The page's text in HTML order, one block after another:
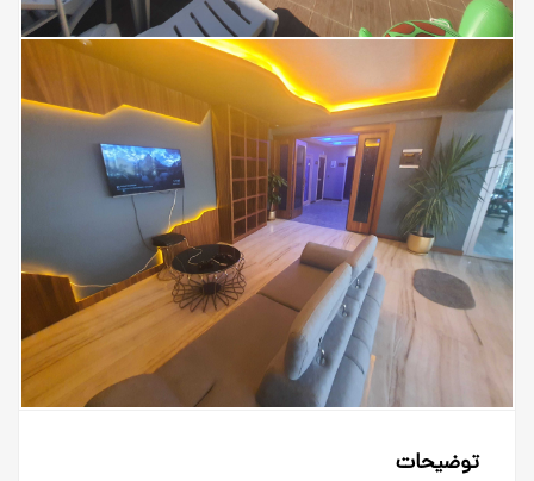
توضیحات